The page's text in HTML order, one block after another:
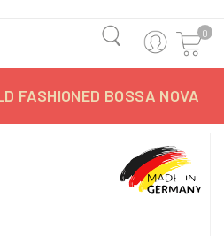
0
FASHIONED BOSSA NOVA